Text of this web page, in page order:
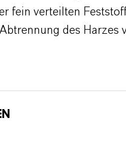
fein verteilten
des Harzes